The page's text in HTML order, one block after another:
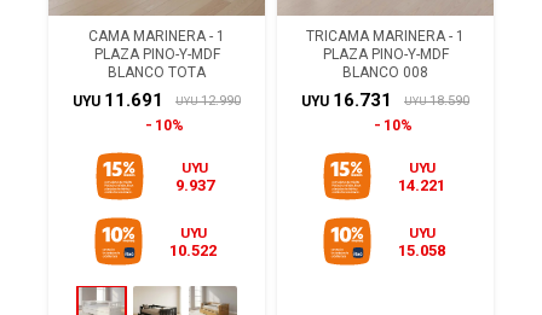
CAMA MARINERA - 1
PLAZA PINO-Y-MDF
BLANCO TOTA
UYU 11.691 UYU 12.990
10%
UYU
9.937
UYU
10.522
TRICAMA MARINERA - 1
PLAZA PINO-Y-MDF
BLANCO 008
UYU 16.731 UYU 18.590
10%
UYU
14.221
UYU
15.058